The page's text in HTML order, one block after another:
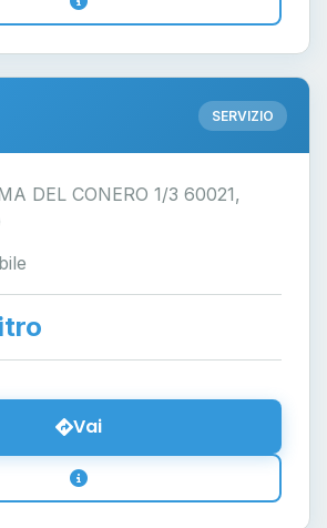
SERVIZIO
DEL CONERO 1/3 60021,
Vai